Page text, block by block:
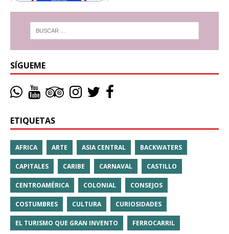
SÍGUEME
ETIQUETAS
AFRICA ARTE ASIA CENTRAL BACKWATERS
CAPITALES CARIBE CARNAVAL CASTILLO
CENTROAMÉRICA COLONIAL CONSEJOS
COSTUMBRES CULTURA CURIOSIDADES
EL TURISMO QUE GRAN INVENTO FERROCARRIL